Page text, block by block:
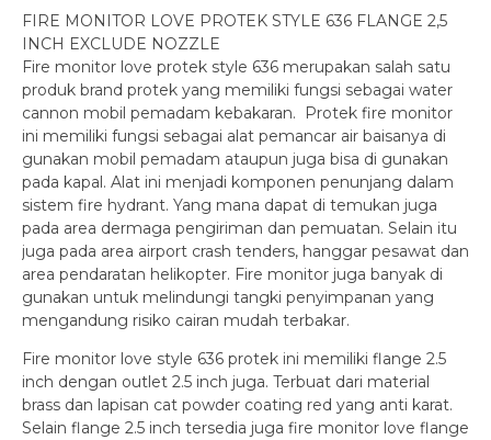
FIRE MONITOR LOVE PROTEK STYLE 636 FLANGE 2,5
INCH EXCLUDE NOZZLE
Fire monitor love protek style 636 merupakan salah satu
produk brand protek yang memiliki fungsi sebagai water
cannon mobil pemadam kebakaran. Protek fire monitor
ini memiliki fungsi sebagai alat pemancar air baisanya di
gunakan mobil pemadam ataupun juga bisa di gunakan
pada kapal. Alat ini menjadi komponen penunjang dalam
sistem fire hydrant. Yang mana dapat di temukan juga
pada area dermaga pengiriman dan pemuatan. Selain itu
juga pada area airport crash tenders, hanggar pesawat dan
area pendaratan helikopter. Fire monitor juga banyak di
gunakan untuk melindungi tangki penyimpanan yang
mengandung risiko cairan mudah terbakar.
Fire monitor love style 636 protek ini memiliki flange 2.5
inch dengan outlet 2.5 inch juga. Terbuat dari material
brass dan lapisan cat powder coating red yang anti karat.
Selain flange 2.5 inch tersedia juga fire monitor love flange